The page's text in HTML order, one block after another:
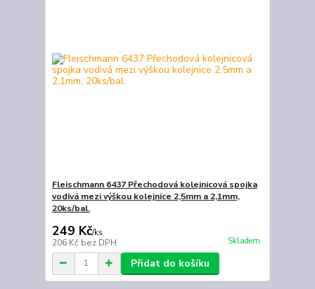
Fleischmann 6437 Přechodová kolejnicová spojka
vodivá mezi výškou kolejnice 2,5mm a 2,1mm,
20ks/bal.
249 Kč/ks
206 Kč bez DPH Skladem
Přidat do košíku